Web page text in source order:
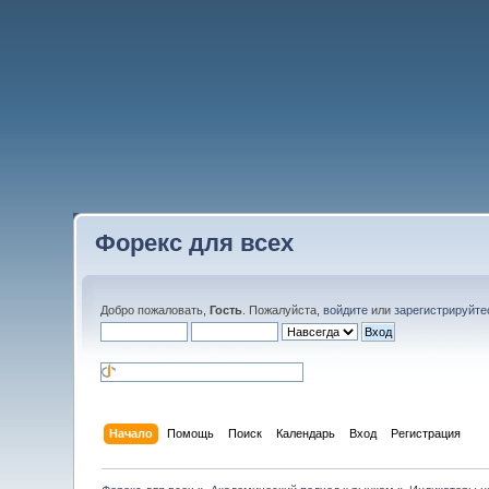
Форекс для всех
Добро пожаловать,Гость . Пожалуйста,войдите или
Начало Помощь Поиск Календарь Вход Регистрация